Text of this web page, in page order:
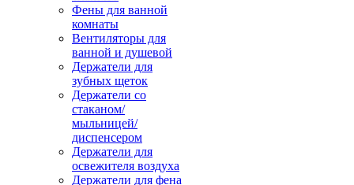
Фены для ванной
комнаты
Вентиляторы для
ванной и душевой
Держатели для
зубных щеток
Держатели со
стаканом/
мыльницей/
диспенсером
Держатели для
освежителя воздуха
Держатели для фена